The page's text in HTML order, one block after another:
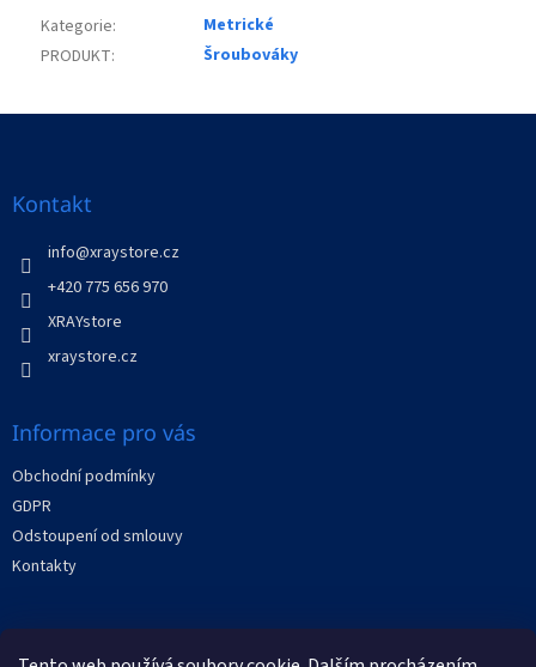
Kategorie:
Metrické
PRODUKT: Šroubováky
Kontakt
info@xraystore.cz
+420 775 656 970
XRAYstore
xraystore.cz
Informace pro vás
Obchodní podmínky
GDPR
Odstoupení od smlouvy
Kontakty
Facebook